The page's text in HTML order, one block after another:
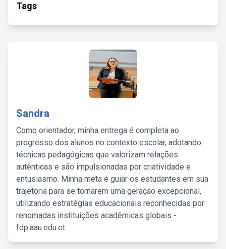
Tags
Sandra
Como orientador, minha entrega é completa ao
progresso dos alunos no contexto escolar, adotando
técnicas pedagógicas que valorizam relações
autênticas e são impulsionadas por criatividade e
entusiasmo. Minha meta é guiar os estudantes em sua
trajetória para se tornarem uma geração excepcional,
utilizando estratégias educacionais reconhecidas por
renomadas instituições acadêmicas globais -
fdp.aau.edu.et.